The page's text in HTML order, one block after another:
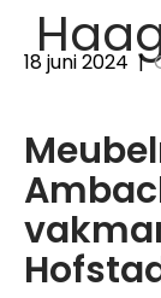
18 juni 2024 |